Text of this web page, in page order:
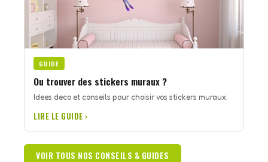
GUIDE
Ou trouver des stickers muraux ?
Idees deco et conseils pour choisir vos stickers muraux.
LIRE LE GUIDE ›
VOIR TOUS NOS CONSEILS & GUIDES